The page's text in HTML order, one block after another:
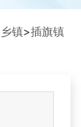
乡镇>插旗镇